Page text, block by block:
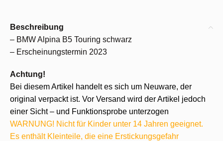
Beschreibung
– BMW Alpina B5 Touring schwarz
– Erscheinungstermin 2023
Achtung!
Bei diesem Artikel handelt es sich um Neuware, der
original verpackt ist. Vor Versand wird der Artikel jedoch
einer Sicht – und Funktionsprobe unterzogen
WARNUNG! Nicht für Kinder unter 14 Jahren geeignet.
Es enthält Kleinteile, die eine Erstickungsgefahr